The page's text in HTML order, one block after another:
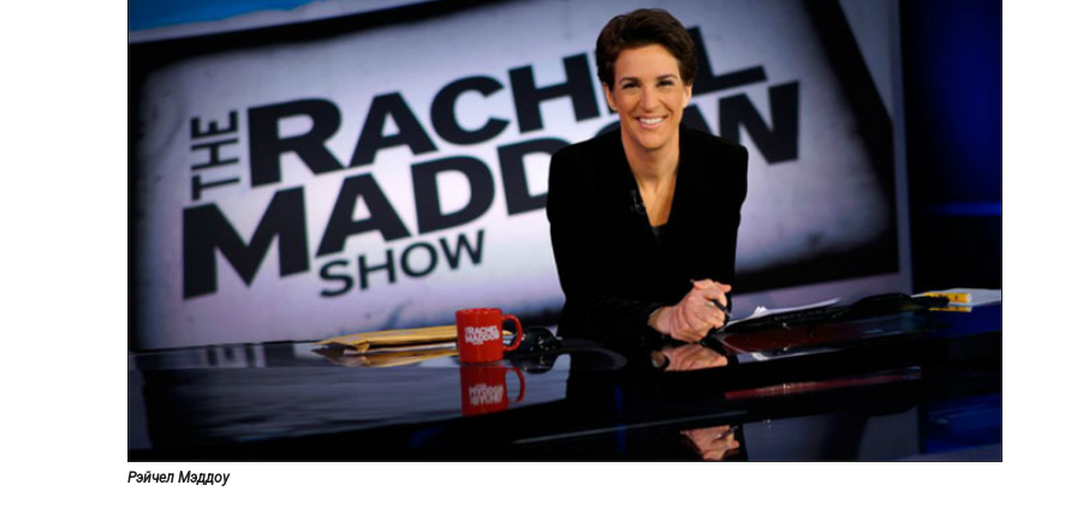
Рэйчел Мэддоу